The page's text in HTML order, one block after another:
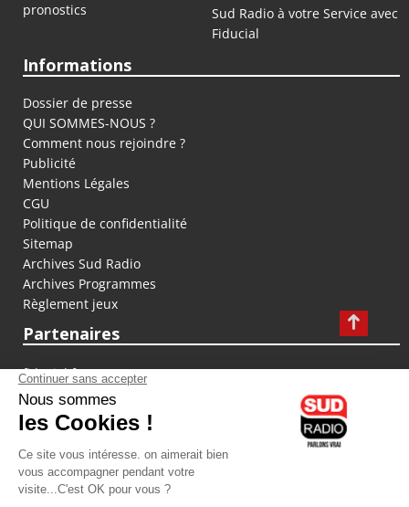
pronostics
Sud Radio à votre Service avec
Fiducial
Informations
Dossier de presse
QUI SOMMES-NOUS ?
Comment nous rejoindre ?
Publicité
Mentions Légales
CGU
Politique de confidentialité
Sitemap
Archives Sud Radio
Archives Programmes
Règlement jeux
Partenaires
fiducial.fr
lyoncapitale.fr
olympique-et-lyonnais.com
L'application Iphone / Android
Téléchargez l'application